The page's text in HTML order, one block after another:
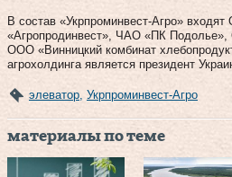
В состав «Укрпроминвест-Агро»
«Агропродинвест», ЧАО «ПК
ООО «Винницкий комбинат
агрохолдинга является президент
элеватор Укрпроминвест-Агро
материалы по теме